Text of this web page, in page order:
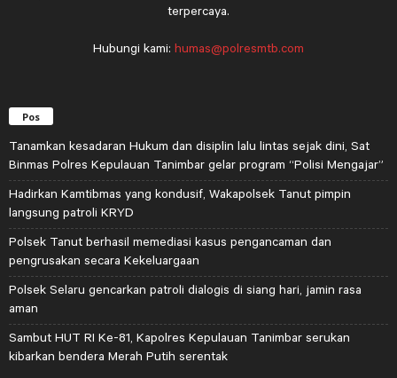
terpercaya.
Hubungi kami: humas@polresmtb.com
Pos
Tanamkan kesadaran Hukum dan disiplin lalu lintas sejak dini, Sat
Binmas Polres Kepulauan Tanimbar gelar program “Polisi Mengajar”
Hadirkan Kamtibmas yang kondusif, Wakapolsek Tanut pimpin
langsung patroli KRYD
Polsek Tanut berhasil memediasi kasus pengancaman dan
pengrusakan secara Kekeluargaan
Polsek Selaru gencarkan patroli dialogis di siang hari, jamin rasa
aman
Sambut HUT RI Ke-81, Kapolres Kepulauan Tanimbar serukan
kibarkan bendera Merah Putih serentak